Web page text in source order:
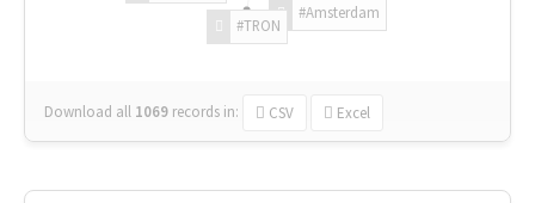
#Amsterdam
#TRON
Download all 1069 records in: CSV Excel